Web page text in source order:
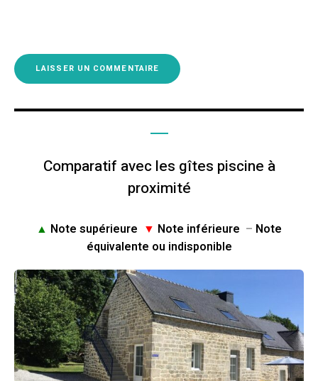
Comparatif avec les gîtes piscine à
proximité
▲ Note supérieure ▼ Note inférieure – Note
équivalente ou indisponible